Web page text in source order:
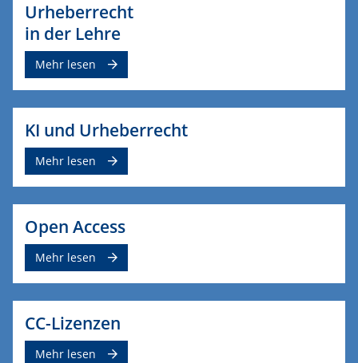
Urheberrecht
in der Lehre
Mehr lesen
KI und Urheberrecht
Mehr lesen
Open Access
Mehr lesen
CC-Lizenzen
Mehr lesen